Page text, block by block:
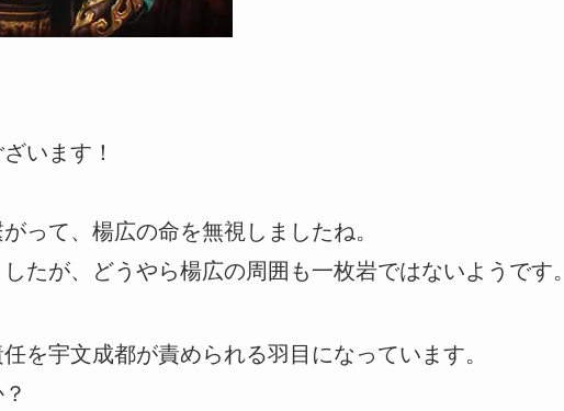
います！
って、楊広の命を無視しましたね。
たが、どうやら楊広の周囲も一枚岩ではないようです。
を宇文成都が責められる羽目になっています。